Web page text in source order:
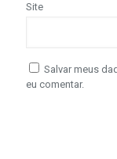
Site
Salvar meus
eu comentar.